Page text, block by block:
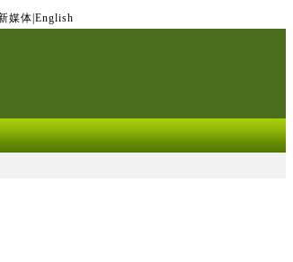
媒体 English